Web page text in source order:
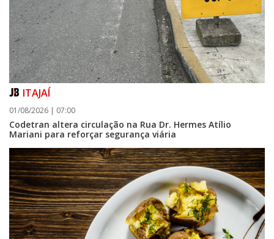
ITAJAÍ
01/08/2026 | 07:00
Codetran altera circulação na Rua Dr. Hermes Atílio
Mariani para reforçar segurança viária